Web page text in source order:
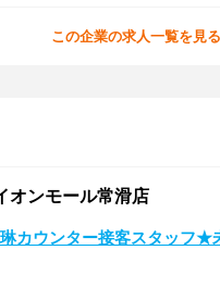
この企業の求人一覧を見る
ンモール常滑店
琳カウンター接客スタッフ